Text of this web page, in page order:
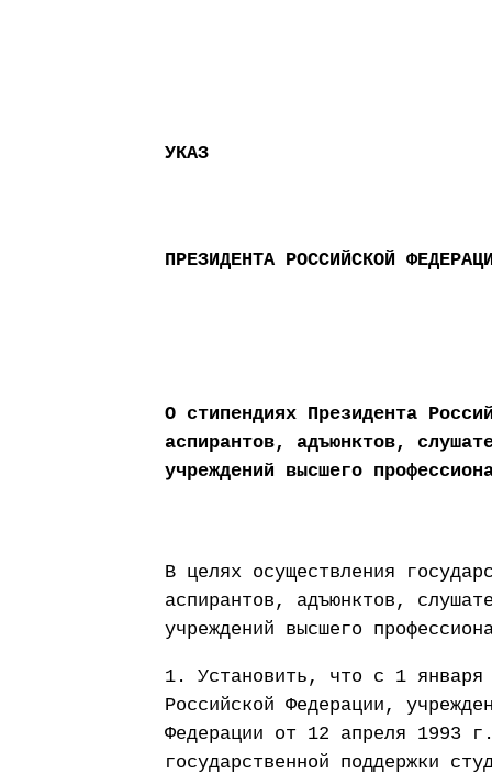
УКАЗ
ПРЕЗИДЕНТА РОССИЙСКОЙ
О стипендиях Президента
аспирантов, адъюнктов,
учреждений высшего
В целях осуществления
аспирантов, адъюнктов,
учреждений высшего
1. Установить, что с 1 января
Российской Федерации,
Федерации от 12 апреля 1993
государственной поддержки